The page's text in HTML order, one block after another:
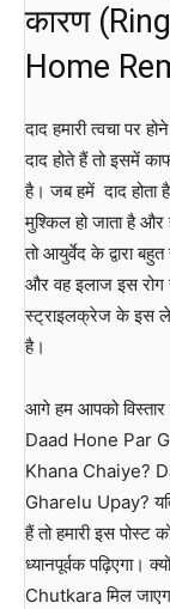
कारण
Home
दाद हमारी त्वचा पर
दाद होते हैं तो इसमें
है। जब हमें दाद होता
मुश्किल हो जाता है और
तो आयुर्वेद के द्वारा
और वह इलाज इस रोग
स्ट्राइलक्रेज के इस
है।
आगे हम आपको
Daad Hone Par
Khana Chaiye?
Gharelu Upay?
हैं तो हमारी इस पोस्ट
ध्यानपूर्वक पढ़िएगा।
Chutkara मिल